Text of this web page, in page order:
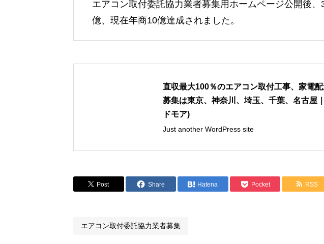
エアコン取付委託協力業者募集用ホームページ公開後
億、現在年商10億達成されました。
直収最大100％のエアコン取付工事、家電
募集は東京、神奈川、埼玉、千葉、名古屋
ドモア)
Just another WordPress site
Post Share Hatena Pocket RSS
エアコン取付委託協力業者募集